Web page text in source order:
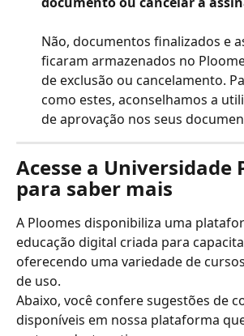
​Não, documentos finalizados e
ficaram armazenados no
de exclusão ou cancelamento.
como estes, aconselhamos a
de aprovação nos seus
Acesse a Universidade
para saber mais
A Ploomes disponibiliza uma
educação digital criada para
oferecendo uma variedade de
de uso.
Abaixo, você confere sugestões de
disponíveis em nossa plataforma